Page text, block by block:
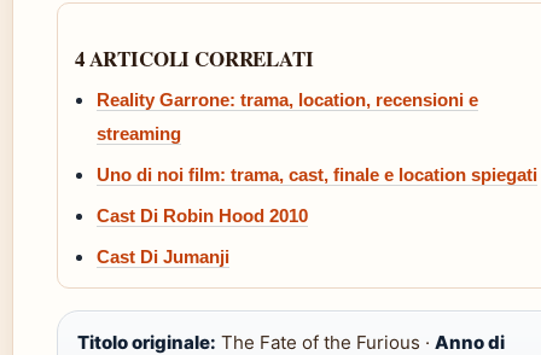
4 ARTICOLI CORRELATI
Reality Garrone: trama, location, recensioni e
streaming
Uno di noi film: trama, cast, finale e location spiegati
Cast Di Robin Hood 2010
Cast Di Jumanji
Titolo originale: The Fate of the Furious · Anno di